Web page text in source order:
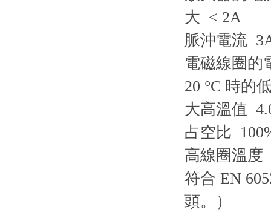
大 < 2A
脈沖電流
電磁線圈的
20 °C 時的
大高溫值
占空比
高線圈溫度
符合 EN
頭。）